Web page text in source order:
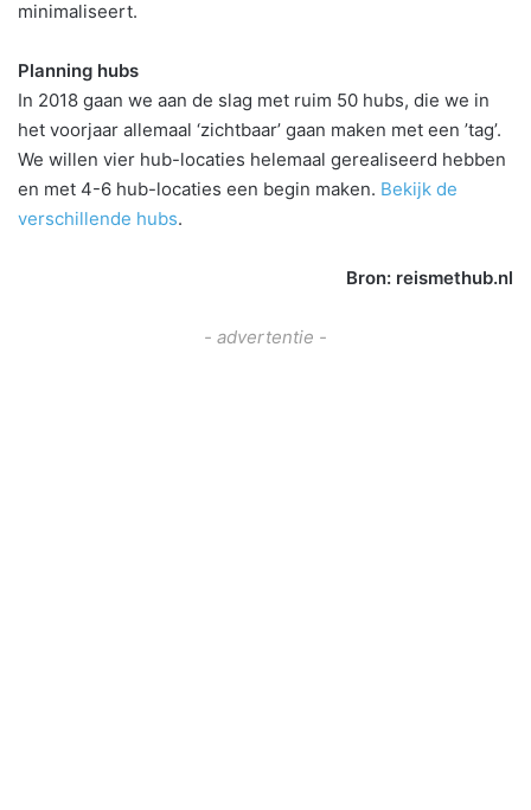
minimaliseert.
Planning hubs
In 2018 gaan we aan de slag met ruim 50 hubs, die we in
het voorjaar allemaal ‘zichtbaar’ gaan maken met een ’tag’.
We willen vier hub-locaties helemaal gerealiseerd hebben
en met 4-6 hub-locaties een begin maken. Bekijk de
verschillende hubs.
Bron: reismethub.nl
- advertentie -